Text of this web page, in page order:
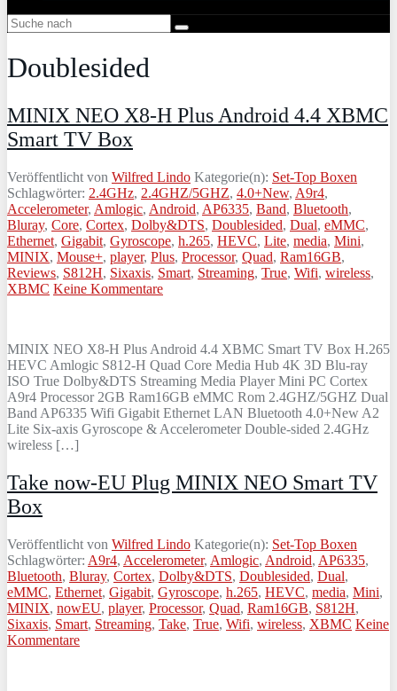
Doublesided
MINIX NEO X8-H Plus Android 4.4 XBMC
Smart TV Box
Veröffentlicht von Wilfred Lindo Kategorie(n): Set-Top Boxen
Schlagwörter: 2.4GHz, 2.4GHZ/5GHZ, 4.0+New, A9r4,
Accelerometer, Amlogic, Android, AP6335, Band, Bluetooth,
Bluray, Core, Cortex, Dolby&DTS, Doublesided, Dual, eMMC,
Ethernet, Gigabit, Gyroscope, h.265, HEVC, Lite, media, Mini,
MINIX, Mouse+, player, Plus, Processor, Quad, Ram16GB,
Reviews, S812H, Sixaxis, Smart, Streaming, True, Wifi, wireless,
XBMC Keine Kommentare
MINIX NEO X8-H Plus Android 4.4 XBMC Smart TV Box H.265
HEVC Amlogic S812-H Quad Core Media Hub 4K 3D Blu-ray
ISO True Dolby&DTS Streaming Media Player Mini PC Cortex
A9r4 Processor 2GB Ram16GB eMMC Rom 2.4GHZ/5GHZ Dual
Band AP6335 Wifi Gigabit Ethernet LAN Bluetooth 4.0+New A2
Lite Six-axis Gyroscope & Accelerometer Double-sided 2.4GHz
wireless […]
Take now-EU Plug MINIX NEO Smart TV
Box
Veröffentlicht von Wilfred Lindo Kategorie(n): Set-Top Boxen
Schlagwörter: A9r4, Accelerometer, Amlogic, Android, AP6335,
Bluetooth, Bluray, Cortex, Dolby&DTS, Doublesided, Dual,
eMMC, Ethernet, Gigabit, Gyroscope, h.265, HEVC, media, Mini,
MINIX, nowEU, player, Processor, Quad, Ram16GB, S812H,
Sixaxis, Smart, Streaming, Take, True, Wifi, wireless, XBMC Keine
Kommentare